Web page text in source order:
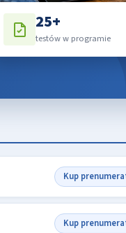
25+
testów w programie
Kup
Kup